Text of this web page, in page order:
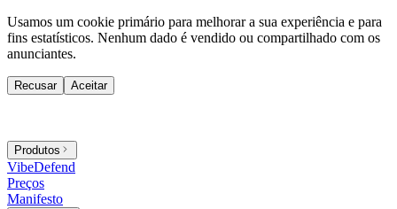
Usamos um cookie primário para melhorar a sua experiência e para
fins estatísticos. Nenhum dado é vendido ou compartilhado com os
anunciantes.
Recusar Aceitar
Produtos
VibeDefend
Preços
Manifesto